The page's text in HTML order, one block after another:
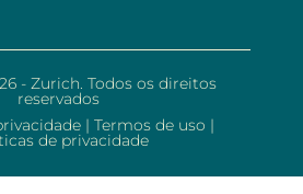
- Zurich. Todos os direitos
reservados
| Termos de uso |
de privacidade